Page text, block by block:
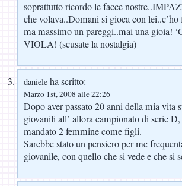
soprattutto ricordo le facce
che volava..Domani si gioca con
ma massimo un pareggi..mai una
VIOLA! (scusate la nostalgia)
daniele ha scritto:
Marzo 1st, 2008 alle 22:26
Dopo aver passato 20 anni della mia vita
giovanili all’ allora campionato di serie
mandato 2 femmine come figli.
Sarebbe stato un pensiero per me
giovanile, con quello che si vede e che si